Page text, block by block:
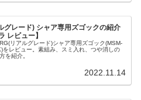
グレード) シャア専用ズゴックの紹介
レビュー】
リアルグレード)シャア専用ズゴック(MSM-
をレビュー。素組み、スミ入れ、つや消しの
を紹介。
2022.11.14